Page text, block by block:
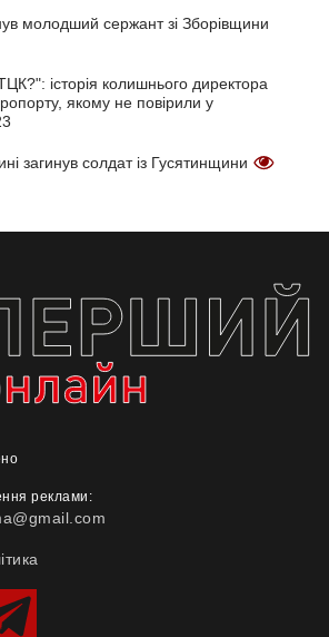
молодший сержант зі Зборівщини
історія колишнього директора
якому не повірили у
загинув солдат із Гусятинщини
реклами: